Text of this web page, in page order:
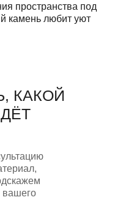
пространства под
камень любит уют
КАКОЙ
вашего